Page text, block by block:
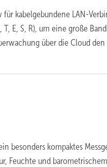
kabelgebundene LAN-
E, S, R), um eine große
über die Cloud den
besonders kompaktes
Feuchte und barometrischem